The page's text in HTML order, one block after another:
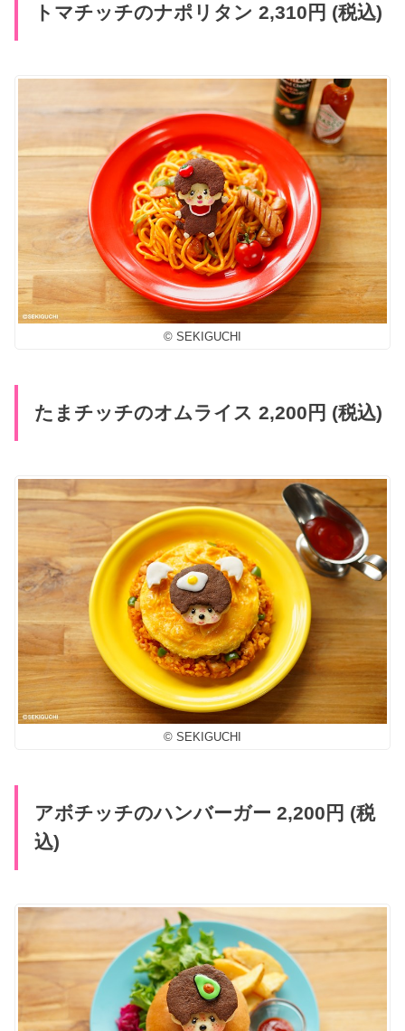
トマチッチのナポリタン 2,310円 (税込)
© SEKIGUCHI
たまチッチのオムライス 2,200円 (税込)
© SEKIGUCHI
アボチッチのハンバーガー 2,200円 (税
込)